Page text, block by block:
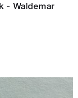
- Waldemar